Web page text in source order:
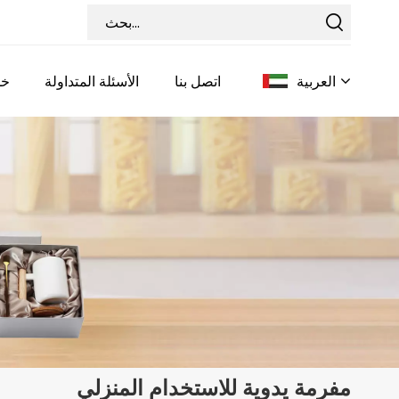
الأسئلة المتداولة اتصل بنا العربية
English
Français
Español
مفرمة يدوية للاستخدام المنزلي